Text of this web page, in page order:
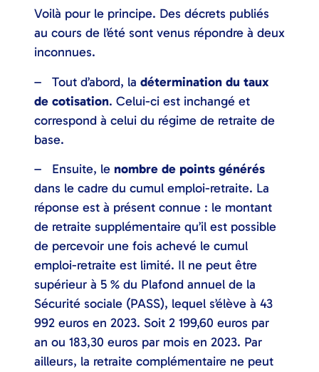
Voilà pour le principe. Des décrets publiés
au cours de l’été sont venus répondre à deux
inconnues.
– Tout d’abord, la détermination du taux
de cotisation. Celui-ci est inchangé et
correspond à celui du régime de retraite de
base.
– Ensuite, le nombre de points générés
dans le cadre du cumul emploi-retraite. La
réponse est à présent connue : le montant
de retraite supplémentaire qu’il est possible
de percevoir une fois achevé le cumul
emploi-retraite est limité. Il ne peut être
supérieur à 5 % du Plafond annuel de la
Sécurité sociale (PASS), lequel s’élève à 43
992 euros en 2023. Soit 2 199,60 euros par
an ou 183,30 euros par mois en 2023. Par
ailleurs, la retraite complémentaire ne peut